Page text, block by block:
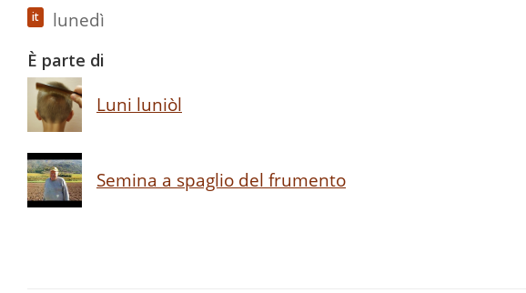
it lunedì
È parte di
Luni luniòl
Semina a spaglio del frumento